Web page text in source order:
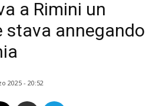
a Rimini un
stava annegando
2025 - 20:52